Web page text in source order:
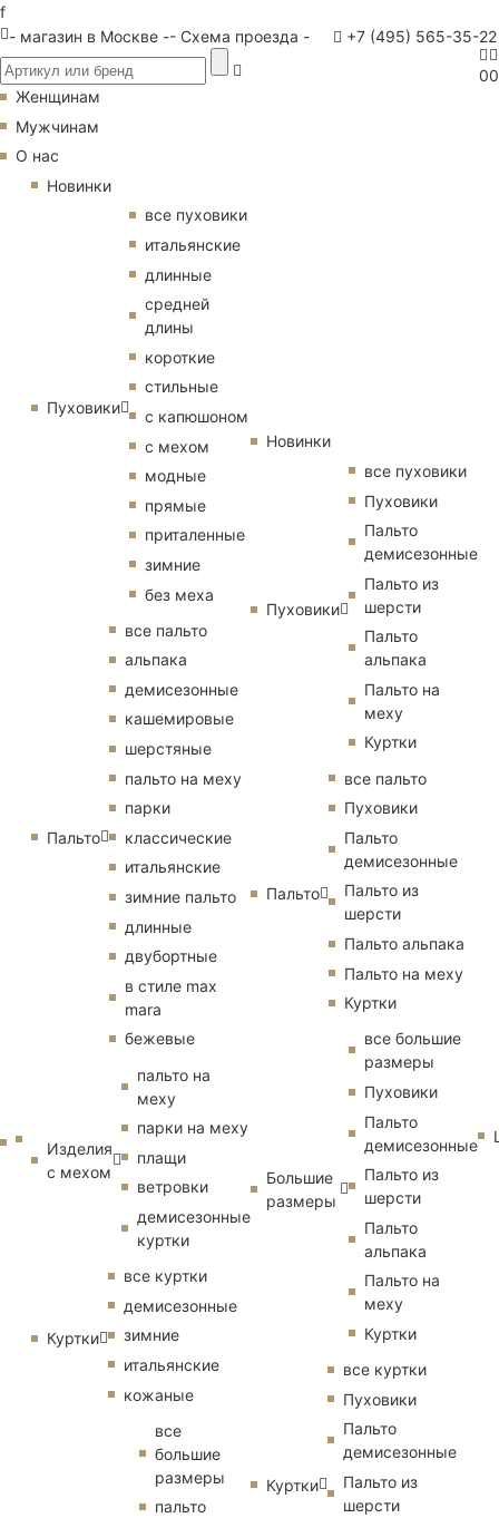
f
- магазин в Москве -- Схема проезда - +7 (495) 565-35-22
00
Женщинам
Мужчинам
О нас
Новинки
Пуховики
все пуховики
итальянские
длинные
средней
длины
короткие
стильные
с капюшоном
с мехом
модные
прямые
приталенные
зимние
без меха
Пальто
все пальто
альпака
демисезонные
кашемировые
шерстяные
пальто на меху
парки
классические
итальянские
зимние пальто
длинные
двубортные
в стиле max
mara
бежевые
Изделия
с мехом
пальто на
меху
парки на меху
плащи
ветровки
демисезонные
куртки
Куртки
все куртки
демисезонные
зимние
итальянские
кожаные
все
большие
размеры
пальто
Новинки
Пуховики
все пуховики
Пуховики
Пальто
демисезонные
Пальто из
шерсти
Пальто
альпака
Пальто на
меху
Куртки
Пальто
все пальто
Пуховики
Пальто
демисезонные
Пальто из
шерсти
Пальто альпака
Пальто на меху
Куртки
Большие
размеры
все большие
размеры
Пуховики
Пальто
демисезонные
Пальто из
шерсти
Пальто
альпака
Пальто на
меху
Куртки
Куртки
все куртки
Пуховики
Пальто
демисезонные
Пальто из
шерсти